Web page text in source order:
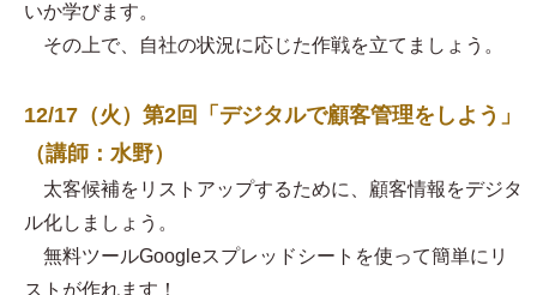
いか学びます。
その上で、自社の状況に応じた作戦を立てましょう。
12/17（火）第2回「デジタルで顧客管理をしよう」
（講師：水野）
太客候補をリストアップするために、顧客情報をデジタ
ル化しましょう。
無料ツールGoogleスプレッドシートを使って簡単にリ
ストが作れます！